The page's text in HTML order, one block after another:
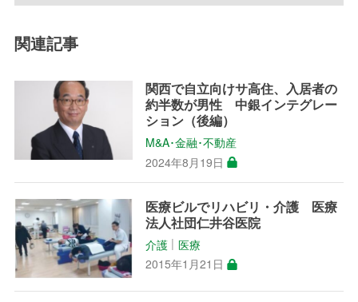
関連記事
関西で自立向けサ高住、入居者の
約半数が男性 中銀インテグレー
ション（後編）
M&A･金融･不動産
2024年8月19日
医療ビルでリハビリ・介護 医療
法人社団仁井谷医院
介護 │医療
2015年1月21日